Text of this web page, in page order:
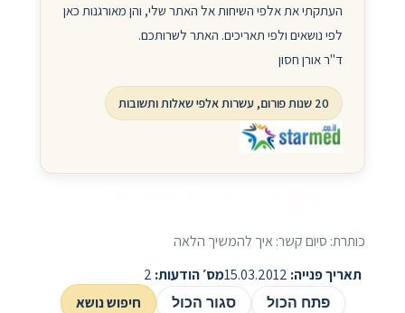
העתקתי את אלפי השיחות אל האתר שלי, והן מאורגנות כאן
לפי נושאים ולפי תאריכים. האתר לשרותכם.
ד"ר אורן חסון
20 שנות פורום, עשרות אלפי שאלות ותשובות
כותרת: סיום קשר: איך להמשיך הלאה
תאריך פנייה:
מס׳ הודעות:
פתח הכול סגור הכול חיפוש נושא